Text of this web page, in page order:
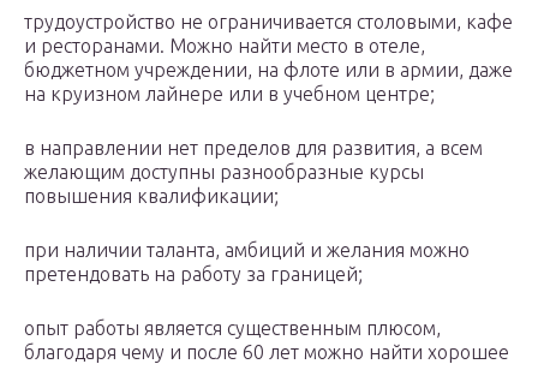
трудоустройство не ограничивается столовыми, кафе
и ресторанами. Можно найти место в отеле,
бюджетном учреждении, на флоте или в армии, даже
на круизном лайнере или в учебном центре;
в направлении нет пределов для развития, а всем
желающим доступны разнообразные курсы
повышения квалификации;
при наличии таланта, амбиций и желания можно
претендовать на работу за границей;
опыт работы является существенным плюсом,
благодаря чему и после 60 лет можно найти хорошее